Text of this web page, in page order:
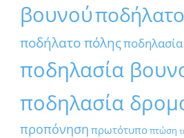
βουνού
ποδήλατο πόληςποδηλασία
ποδηλασία
ποδηλασία
προπόνηση πρωτότυποπτώση